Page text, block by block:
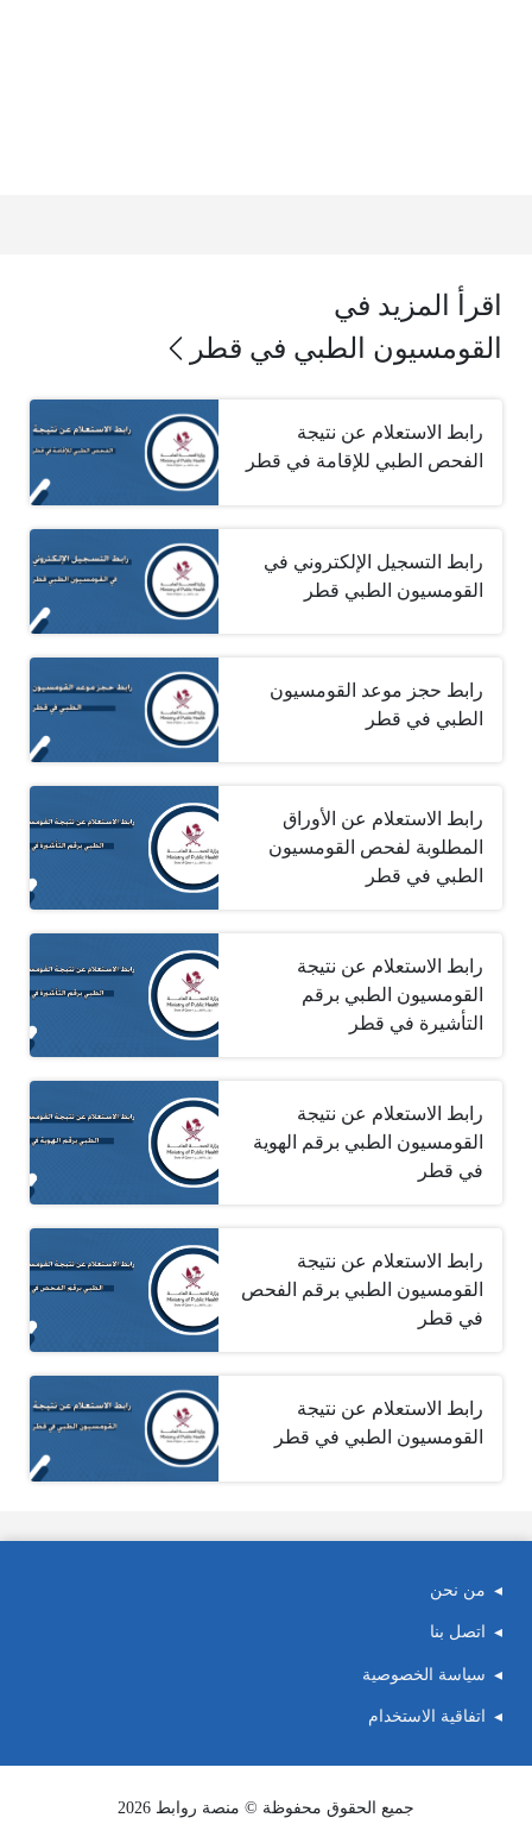
اقرأ المزيد في
القومسيون الطبي في قطر
رابط الاستعلام عن نتيجة
الفحص الطبي للإقامة في قطر
رابط التسجيل الإلكتروني في
القومسيون الطبي قطر
رابط حجز موعد القومسيون
الطبي في قطر
رابط الاستعلام عن الأوراق
المطلوبة لفحص القومسيون
الطبي في قطر
رابط الاستعلام عن نتيجة
القومسيون الطبي برقم
التأشيرة في قطر
رابط الاستعلام عن نتيجة
القومسيون الطبي برقم الهوية
في قطر
رابط الاستعلام عن نتيجة
القومسيون الطبي برقم الفحص
في قطر
رابط الاستعلام عن نتيجة
القومسيون الطبي في قطر
من نحن
اتصل بنا
سياسة الخصوصية
اتفاقية الاستخدام
جميع الحقوق محفوظة © منصة روابط 2026